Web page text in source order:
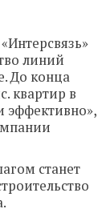
линий
До конца
квартир в
эффективно»,
станет